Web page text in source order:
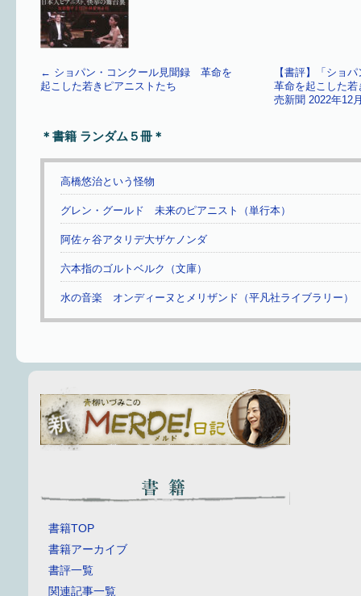
← ショパン・コンクール見聞録 革命を
起こした若きピアニストたち
【書評】「ショ
革命を起こした
売新聞 2022年12
＊書籍 ランダム５冊＊
高橋悠治という怪物
グレン・グールド 未来のピアニスト（単行本）
阿佐ヶ谷アタリデ大ザケノンダ
六本指のゴルトベルク（文庫）
水の音楽 オンディーヌとメリザンド（平凡社ライブラリー）
書籍TOP
書籍アーカイブ
書評一覧
関連記事一覧